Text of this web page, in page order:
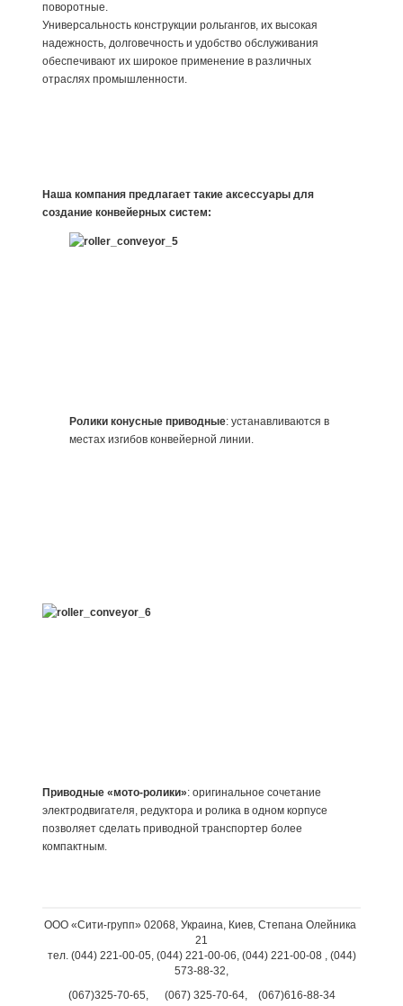
поворотные.
Универсальность конструкции рольгангов, их высокая
надежность, долговечность и удобство обслуживания
обеспечивают их широкое применение в различных
отраслях промышленности.
Наша компания предлагает такие аксессуары для
создание конвейерных систем:
Ролики конусные приводные: устанавливаются в
местах изгибов конвейерной линии.
Приводные «мото-ролики»: оригинальное сочетание
электродвигателя, редуктора и ролика в одном корпусе
позволяет сделать приводной транспортер более
компактным.
ООО «Сити-групп» 02068, Украина, Киев, Степана Олейника
21
тел. (044) 221-00-05, (044) 221-00-06, (044) 221-00-08 , (044)
573-88-32,
(067)325-70-65, (067) 325-70-64, (067)616-88-34